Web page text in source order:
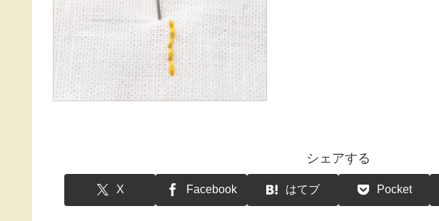
シェアする
X Facebook はてブ Pocket